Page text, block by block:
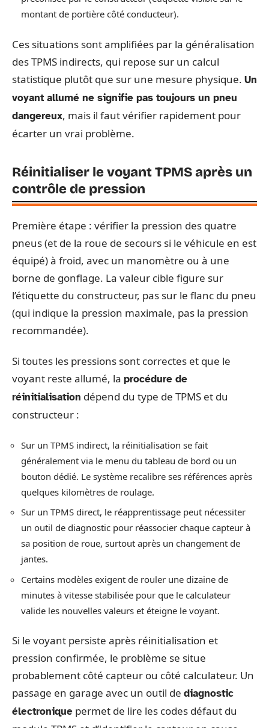
montant de portière côté conducteur).
Ces situations sont amplifiées par la généralisation
des TPMS indirects, qui repose sur un calcul
statistique plutôt que sur une mesure physique. Un
voyant allumé ne signifie pas toujours un pneu
dangereux, mais il faut vérifier rapidement pour
écarter un vrai problème.
Réinitialiser le voyant TPMS après un
contrôle de pression
Première étape : vérifier la pression des quatre
pneus (et de la roue de secours si le véhicule en est
équipé) à froid, avec un manomètre ou à une
borne de gonflage. La valeur cible figure sur
l’étiquette du constructeur, pas sur le flanc du pneu
(qui indique la pression maximale, pas la pression
recommandée).
Si toutes les pressions sont correctes et que le
voyant reste allumé, la procédure de
réinitialisation dépend du type de TPMS et du
constructeur :
Sur un TPMS indirect, la réinitialisation se fait
généralement via le menu du tableau de bord ou un
bouton dédié. Le système recalibre ses références après
quelques kilomètres de roulage.
Sur un TPMS direct, le réapprentissage peut nécessiter
un outil de diagnostic pour réassocier chaque capteur à
sa position de roue, surtout après un changement de
jantes.
Certains modèles exigent de rouler une dizaine de
minutes à vitesse stabilisée pour que le calculateur
valide les nouvelles valeurs et éteigne le voyant.
Si le voyant persiste après réinitialisation et
pression confirmée, le problème se situe
probablement côté capteur ou côté calculateur. Un
passage en garage avec un outil de diagnostic
électronique permet de lire les codes défaut du